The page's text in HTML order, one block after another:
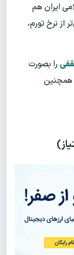
ایران هم
از نرخ تورم،
را بصورت
همچنین